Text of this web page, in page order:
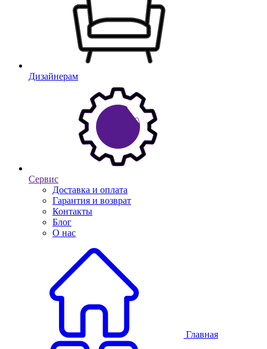
Дизайнерам
Сервис
Доставка и оплата
Гарантия и возврат
Контакты
Блог
О нас
Главная